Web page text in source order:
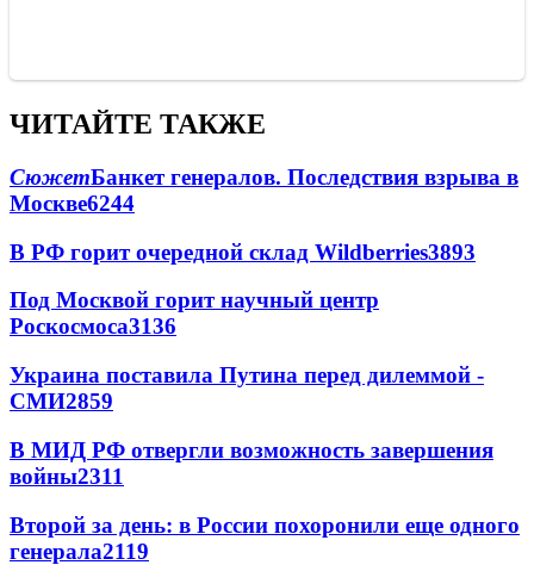
ЧИТАЙТЕ ТАКЖЕ
СюжетБанкет генералов. Последствия взрыва в
Москве6244
В РФ горит очередной склад Wildberries3893
Под Москвой горит научный центр
Роскосмоса3136
Украина поставила Путина перед дилеммой -
СМИ2859
В МИД РФ отвергли возможность завершения
войны2311
Второй за день: в России похоронили еще одного
генерала2119